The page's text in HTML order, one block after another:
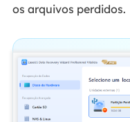
os arquivos perdidos.